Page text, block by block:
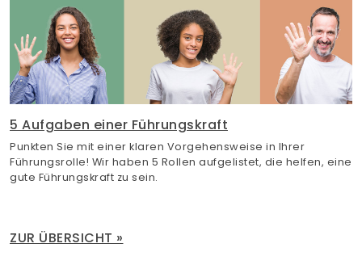
5 Aufgaben einer Führungskraft
Punkten Sie mit einer klaren Vorgehensweise in Ihrer
Führungsrolle! Wir haben 5 Rollen aufgelistet, die helfen, eine
gute Führungskraft zu sein.
ZUR ÜBERSICHT »